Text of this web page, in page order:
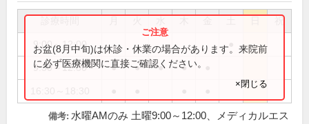
祝
9:00～12:00
9:30～12:30 ● ● ● ●
お盆(8月中旬)は休診・休業の場合があります。来院前
に必ず医療機関に直接ご確認ください。
×閉じる
備考: 水曜AMのみ 土曜9:00～12:00、メディカルエス